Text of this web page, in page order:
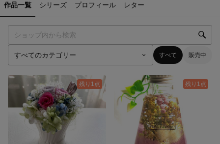
作品一覧 シリーズ プロフィール レター
すべて 販売中
残り1点 残り1点